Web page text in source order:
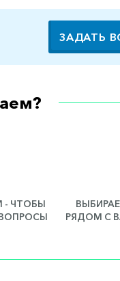
ЗАДАТЬ
- ЧТОБЫ
РЯДОМ С